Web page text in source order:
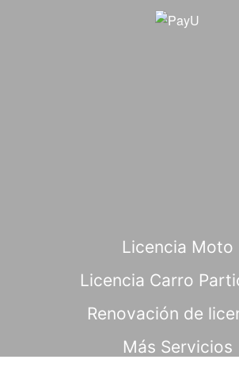
Licencia Moto
Licencia Carro
Renovación de
Más Servicios